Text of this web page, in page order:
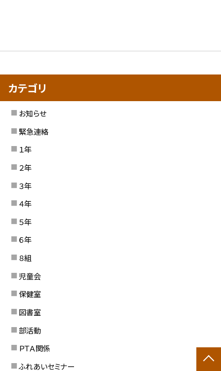
カテゴリ
お知らせ
緊急連絡
１年
２年
３年
４年
５年
６年
８組
児童会
保健室
図書室
部活動
ＰＴＡ関係
ふれあいセミナー